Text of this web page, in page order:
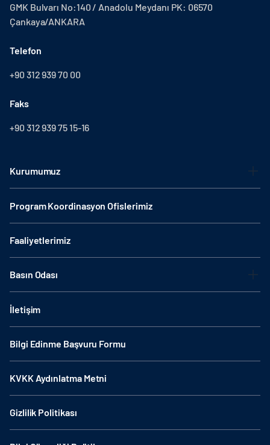
GMK Bulvarı No:140 / Anadolu Meydanı PK: 06570
Çankaya/ANKARA
Telefon
+90 312 939 70 00
Faks
+90 312 939 75 15-16
Kurumumuz
Program Koordinasyon Ofislerimiz
Faaliyetlerimiz
Basın Odası
İletişim
Bilgi Edinme Başvuru Formu
KVKK Aydınlatma Metni
Gizlilik Politikası